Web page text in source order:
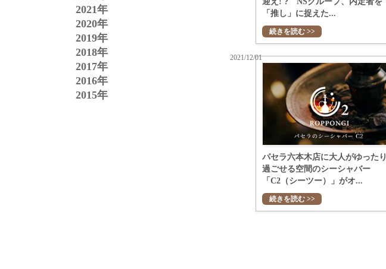
2021年
2020年
2019年
2018年
2017年
2016年
2015年
「推し」に捉えた...
続きを読む >>
パセラ六本木店に大人がゆったり
過ごせる空間のシーシャバー
「C2（シーツー）」がオ...
2021/12/01
続きを読む >>